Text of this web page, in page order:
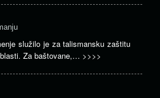
služilo je za talismansku zaštitu
Za baštovane,… >>>>